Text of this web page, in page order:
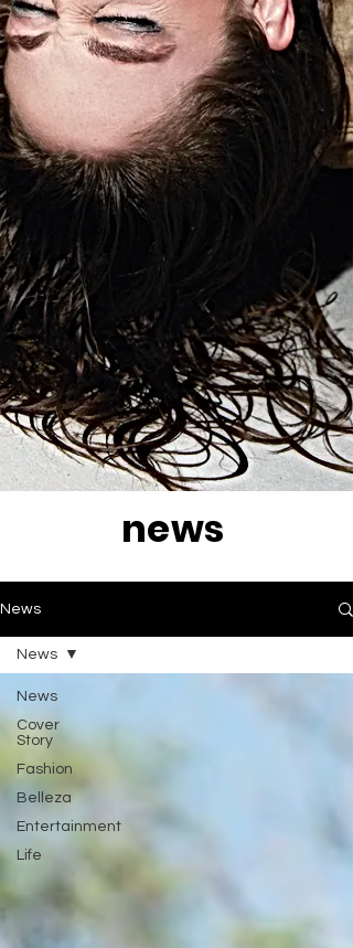
news
News
News
Cover
Story
Fashion
Belleza
Entertainment
Life
News